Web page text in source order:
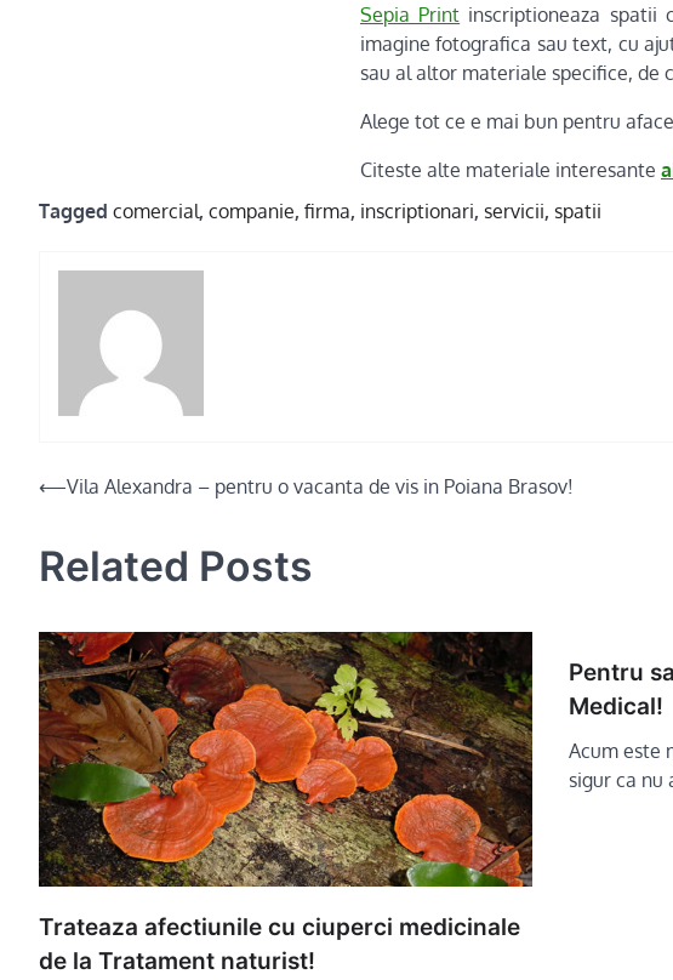
Sepia Print inscriptioneaza spatii
imagine fotografica sau text, cu
sau al altor materiale specifice, de
Alege tot ce e mai bun pentru
Citeste alte materiale interesante
Tagged comercial, companie, firma, inscriptionari, servicii, spatii
Post
⟵Vila Alexandra – pentru o vacanta de vis in Poiana Brasov!
Related Posts
Trateaza afectiunile cu ciuperci medicinale
de la Tratament naturist!
Pentru
Medical!
Acum este
sigur ca nu